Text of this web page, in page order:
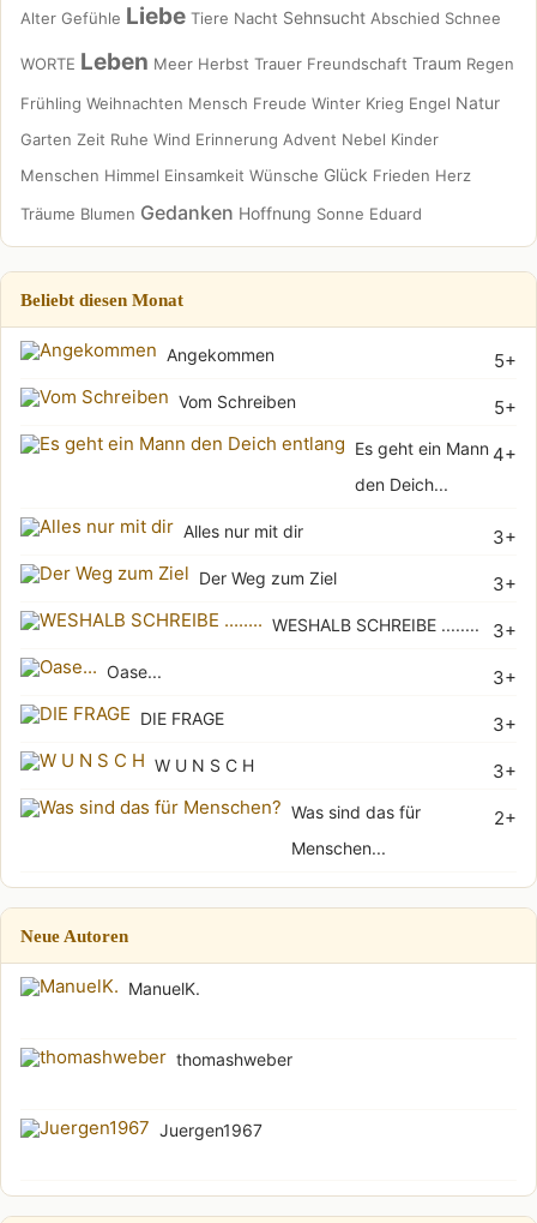
Alter Gefühle Liebe Tiere Nacht Sehnsucht Abschied Schnee
WORTE Leben Meer Herbst Trauer Freundschaft Traum Regen
Frühling Weihnachten Mensch Freude Winter Krieg Engel Natur
Garten Zeit Ruhe Wind Erinnerung Advent Nebel Kinder
Menschen Himmel Einsamkeit Wünsche Glück Frieden Herz
Träume Blumen Gedanken Hoffnung Sonne Eduard
Beliebt diesen Monat
5+
Angekommen
5+
Vom Schreiben
4+
Es geht ein Mann
den Deich...
3+
Alles nur mit dir
3+
Der Weg zum Ziel
3+
WESHALB SCHREIBE ........
3+
Oase...
3+
DIE FRAGE
3+
W U N S C H
2+
Was sind das für
Menschen...
Neue Autoren
ManuelK.
thomashweber
Juergen1967